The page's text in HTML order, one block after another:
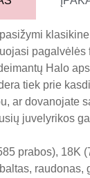
pagalvėlės
Halo
tiek prie
ar dovanojate
juvelyrikos
prabos), 18K
raudonas,